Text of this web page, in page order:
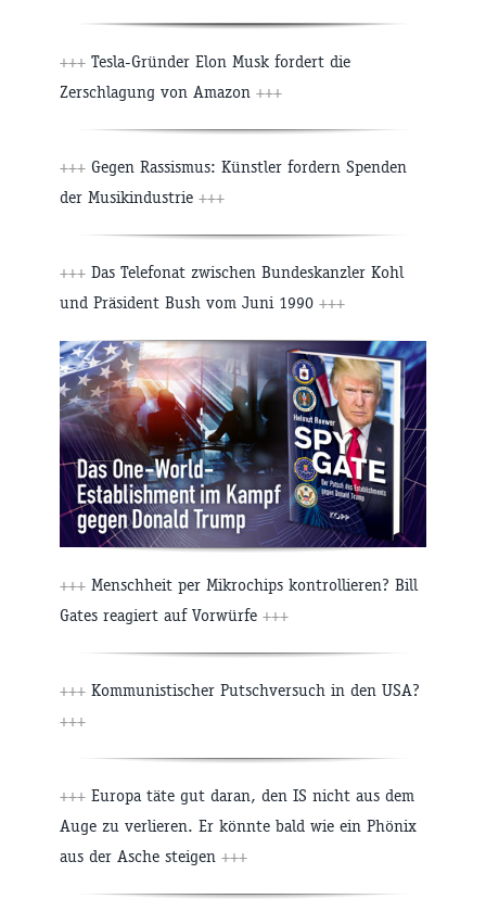
+++ Tesla-Gründer Elon Musk fordert die
Zerschlagung von Amazon +++
+++ Gegen Rassismus: Künstler fordern Spenden
der Musikindustrie +++
+++ Das Telefonat zwischen Bundeskanzler Kohl
und Präsident Bush vom Juni 1990 +++
+++ Menschheit per Mikrochips kontrollieren? Bill
Gates reagiert auf Vorwürfe +++
+++ Kommunistischer Putschversuch in den USA?
+++
+++ Europa täte gut daran, den IS nicht aus dem
Auge zu verlieren. Er könnte bald wie ein Phönix
aus der Asche steigen +++